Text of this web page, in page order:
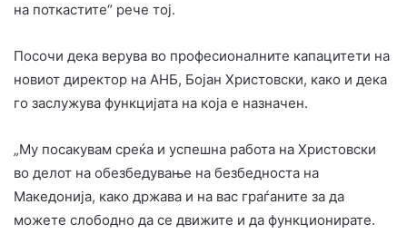
на поткастите“ рече тој.
Посочи дека верува во професионалните капацитети на
новиот директор на АНБ, Бојан Христовски, како и дека
го заслужува функцијата на која е назначен.
„Му посакувам среќа и успешна работа на Христовски
во делот на обезбедување на безбедноста на
Македонија, како држава и на вас граѓаните за да
можете слободно да се движите и да функционирате.